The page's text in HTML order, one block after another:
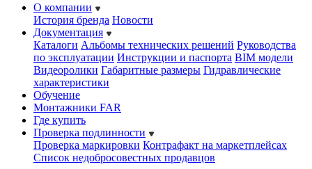
О компании
История бренда Новости
Документация
Каталоги Альбомы технических решений Руководства
по эксплуатации Инструкции и паспорта BIM модели
Видеоролики Габаритные размеры Гидравлические
характеристики
Обучение
Монтажники FAR
Где купить
Проверка подлинности
Проверка маркировки Контрафакт на маркетплейсах
Cписок недобросовестных продавцов